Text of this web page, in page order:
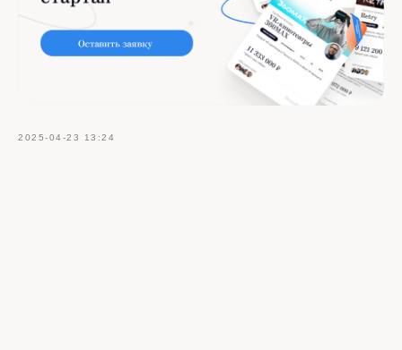
2025-04-23 13:24